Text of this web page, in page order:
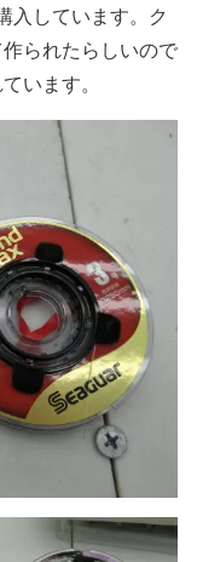
入しています。ク
られたらしいので
います。